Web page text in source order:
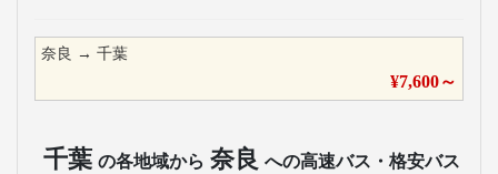
奈良 → 千葉
¥7,600～
千葉 の各地域から 奈良 への高速バス・格安バス